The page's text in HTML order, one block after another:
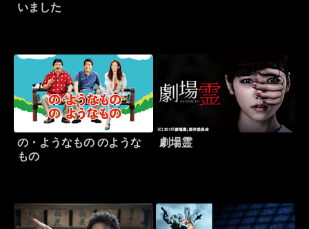
いました
の・ようなもの のような
もの
劇場霊